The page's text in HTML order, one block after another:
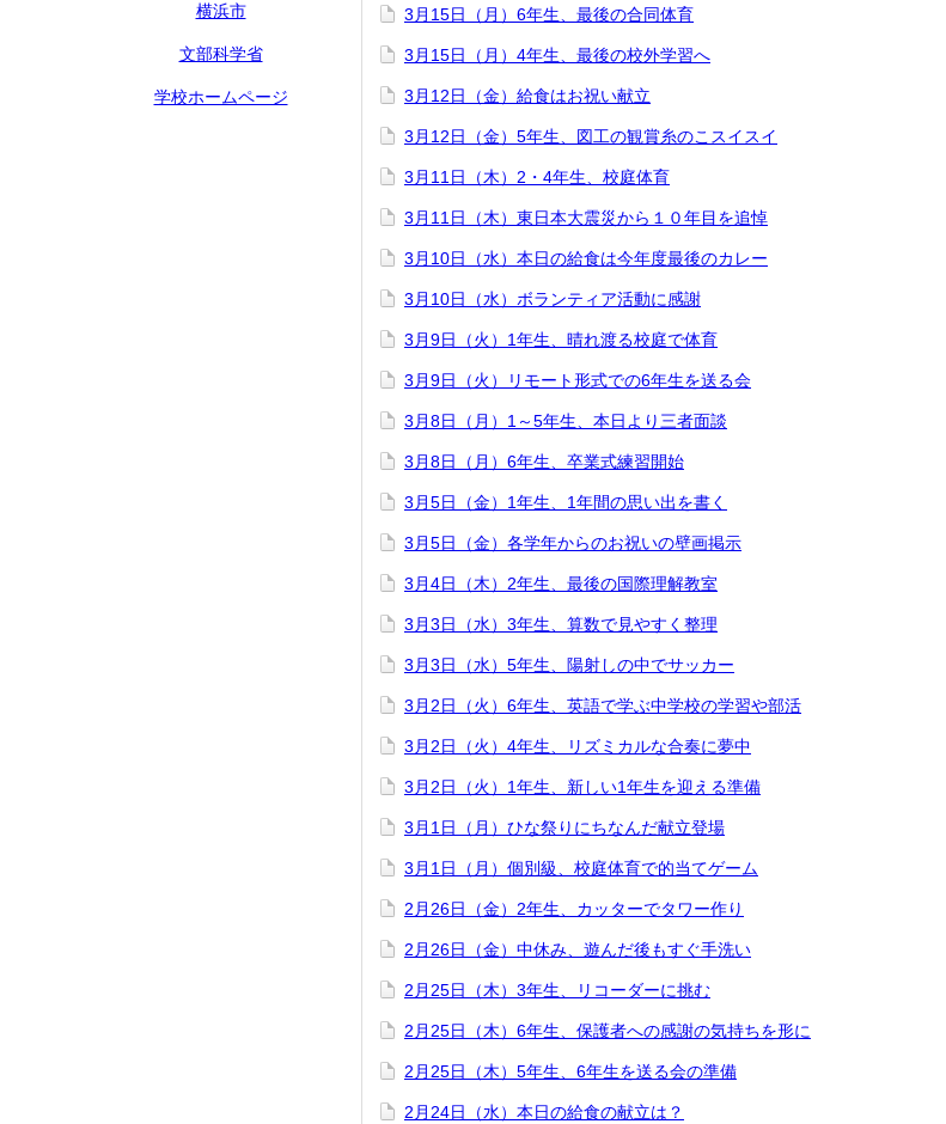
横浜市
文部科学省
学校ホームページ
3月15日（月）6年生、最後の合同体育
3月15日（月）4年生、最後の校外学習へ
3月12日（金）給食はお祝い献立
3月12日（金）5年生、図工の観賞糸のこスイスイ
3月11日（木）2・4年生、校庭体育
3月11日（木）東日本大震災から１０年目を追悼
3月10日（水）本日の給食は今年度最後のカレー
3月10日（水）ボランティア活動に感謝
3月9日（火）1年生、晴れ渡る校庭で体育
3月9日（火）リモート形式での6年生を送る会
3月8日（月）1～5年生、本日より三者面談
3月8日（月）6年生、卒業式練習開始
3月5日（金）1年生、1年間の思い出を書く
3月5日（金）各学年からのお祝いの壁画掲示
3月4日（木）2年生、最後の国際理解教室
3月3日（水）3年生、算数で見やすく整理
3月3日（水）5年生、陽射しの中でサッカー
3月2日（火）6年生、英語で学ぶ中学校の学習や部活
3月2日（火）4年生、リズミカルな合奏に夢中
3月2日（火）1年生、新しい1年生を迎える準備
3月1日（月）ひな祭りにちなんだ献立登場
3月1日（月）個別級、校庭体育で的当てゲーム
2月26日（金）2年生、カッターでタワー作り
2月26日（金）中休み、遊んだ後もすぐ手洗い
2月25日（木）3年生、リコーダーに挑む
2月25日（木）6年生、保護者への感謝の気持ちを形に
2月25日（木）5年生、6年生を送る会の準備
2月24日（水）本日の給食の献立は？